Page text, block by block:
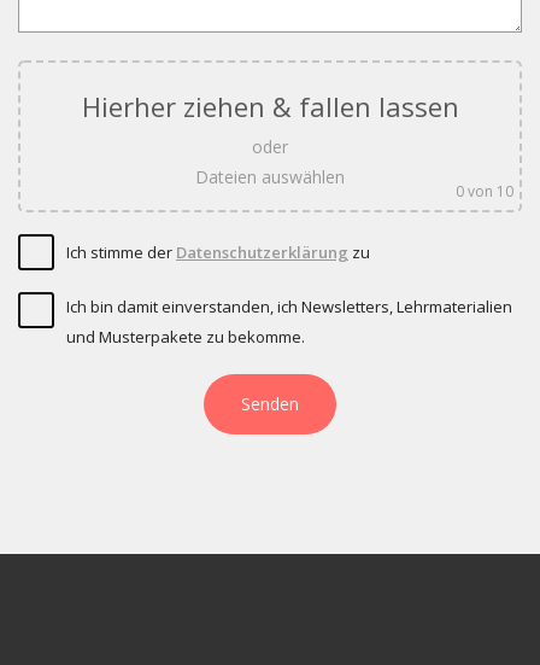
Hierher ziehen & fallen lassen
oder
Dateien auswählen
0von 10
Ich stimme der Datenschutzerklärung zu
Ich bin damit einverstanden, ich Newsletters, Lehrmaterialien
und Musterpakete zu bekomme.